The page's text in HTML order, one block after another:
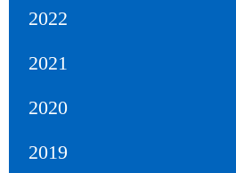
2022
2021
2020
2019